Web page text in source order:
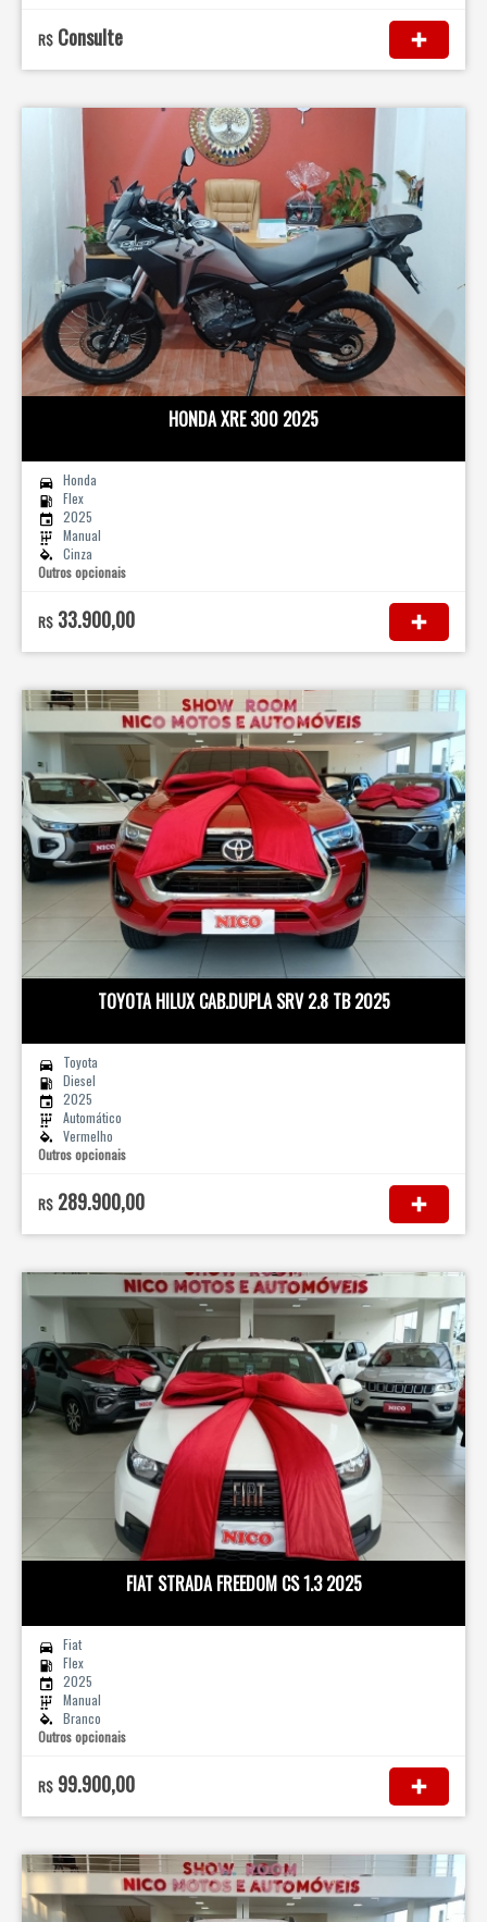
R$ Consulte
HONDA XRE 300 2025
Honda
Flex
2025
Manual
Cinza
Outros opcionais
R$ 33.900,00
TOYOTA HILUX CAB.DUPLA SRV 2.8 TB 2025
Toyota
Diesel
2025
Automático
Vermelho
Outros opcionais
R$ 289.900,00
FIAT STRADA FREEDOM CS 1.3 2025
Fiat
Flex
2025
Manual
Branco
Outros opcionais
R$ 99.900,00